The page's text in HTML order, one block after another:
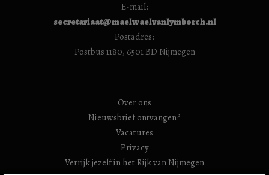
E-mail:
secretariaat@maelwaelvanlymborch.nl
Postadres:
Postbus 1180, 6501 BD Nijmegen
Over ons
Nieuwsbrief ontvangen?
Vacatures
Privacy
Verrijk jezelf in het Rijk van Nijmegen